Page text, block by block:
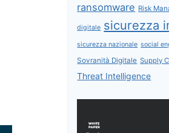
ransomware Risk
digitale sicurezza
sicurezza nazionale social
Sovranità Digitale Supply
Threat Intelligence